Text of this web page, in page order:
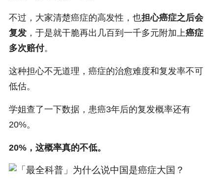
不过，大家清楚癌症的高发性，也担心癌症之后会
复发，于是就干脆再出几百到一千多元附加上癌症
多次赔付。
这种担心不无道理，癌症的治愈难度和复发率不可
低估。
学姐查了一下数据，患癌3年后的复发概率还有
20%。
20%，这概率真的不低。